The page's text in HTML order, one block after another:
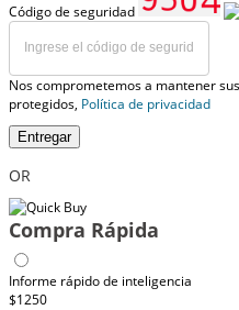
Código de seguridad
Nos comprometemos a mantener
protegidos, Política de privacidad
Entregar
OR
Compra Rápida
Informe rápido de inteligencia
$1250